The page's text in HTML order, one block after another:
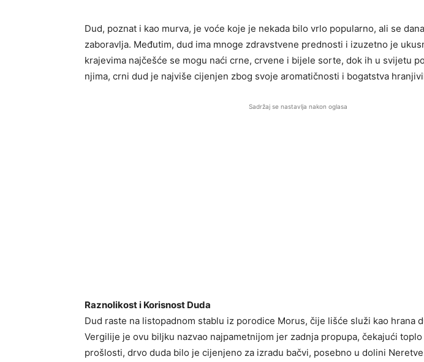
Dud, poznat i kao murva, je voće koje je nekada bilo vrlo popularno, ali se
zaboravlja. Međutim, dud ima mnoge zdravstvene prednosti i izuzetno je
krajevima najčešće se mogu naći crne, crvene i bijele sorte, dok ih u svijetu
njima, crni dud je najviše cijenjen zbog svoje aromatičnosti i bogatstva
Sadržaj se nastavlja nakon oglasa
Raznolikost i Korisnost Duda
Dud raste na listopadnom stablu iz porodice Morus, čije lišće služi kao hrana
Vergilije je ovu biljku nazvao najpametnijom jer zadnja propupa, čekajući
prošlosti, drvo duda bilo je cijenjeno za izradu bačvi, posebno u dolini